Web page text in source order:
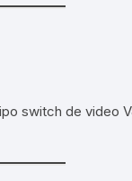
switch de video